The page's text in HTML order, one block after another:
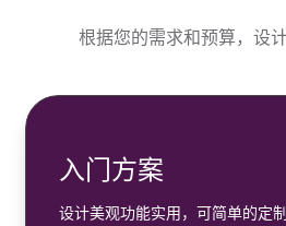
根据您的需求和预算，设
入门方案
设计美观功能实用，可简单的定